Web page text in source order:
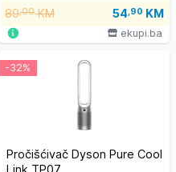
89,00KM 54,90 KM
ekupi.ba
Pročišćivač Dyson Pure Cool
Link TP07
-32%